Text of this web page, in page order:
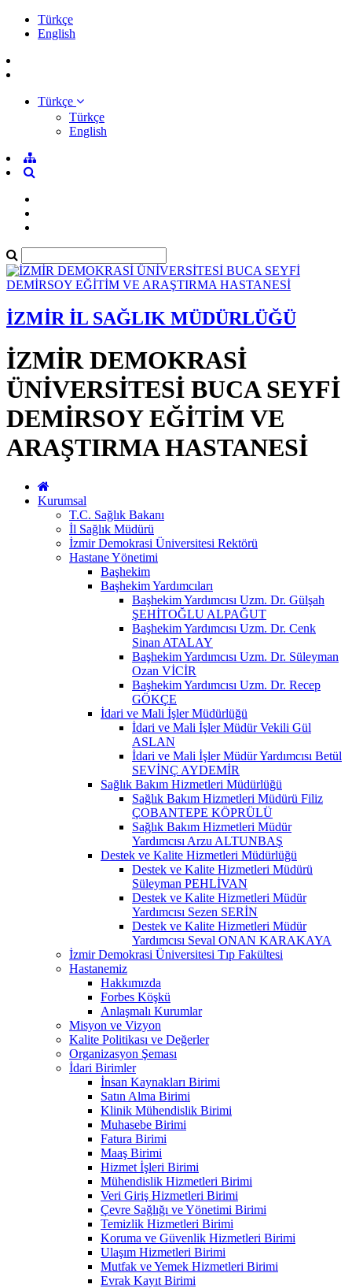
Türkçe
English
Türkçe
Türkçe
English
İZMİR İL SAĞLIK MÜDÜRLÜĞÜ
İZMİR DEMOKRASİ
ÜNİVERSİTESİ BUCA SEYFİ
DEMİRSOY EĞİTİM VE
ARAŞTIRMA HASTANESİ
Kurumsal
T.C. Sağlık Bakanı
İl Sağlık Müdürü
İzmir Demokrasi Üniversitesi Rektörü
Hastane Yönetimi
Başhekim
Başhekim Yardımcıları
Başhekim Yardımcısı Uzm. Dr. Gülşah
ŞEHİTOĞLU ALPAĞUT
Başhekim Yardımcısı Uzm. Dr. Cenk
Sinan ATALAY
Başhekim Yardımcısı Uzm. Dr. Süleyman
Ozan VİCİR
Başhekim Yardımcısı Uzm. Dr. Recep
GÖKÇE
İdari ve Mali İşler Müdürlüğü
İdari ve Mali İşler Müdür Vekili Gül
ASLAN
İdari ve Mali İşler Müdür Yardımcısı Betül
SEVİNÇ AYDEMİR
Sağlık Bakım Hizmetleri Müdürlüğü
Sağlık Bakım Hizmetleri Müdürü Filiz
ÇOBANTEPE KÖPRÜLÜ
Sağlık Bakım Hizmetleri Müdür
Yardımcısı Arzu ALTUNBAŞ
Destek ve Kalite Hizmetleri Müdürlüğü
Destek ve Kalite Hizmetleri Müdürü
Süleyman PEHLİVAN
Destek ve Kalite Hizmetleri Müdür
Yardımcısı Sezen SERİN
Destek ve Kalite Hizmetleri Müdür
Yardımcısı Seval ONAN KARAKAYA
İzmir Demokrasi Üniversitesi Tıp Fakültesi
Hastanemiz
Hakkımızda
Forbes Köşkü
Anlaşmalı Kurumlar
Misyon ve Vizyon
Kalite Politikası ve Değerler
Organizasyon Şeması
İdari Birimler
İnsan Kaynakları Birimi
Satın Alma Birimi
Klinik Mühendislik Birimi
Muhasebe Birimi
Fatura Birimi
Maaş Birimi
Hizmet İşleri Birimi
Mühendislik Hizmetleri Birimi
Veri Giriş Hizmetleri Birimi
Çevre Sağlığı ve Yönetimi Birimi
Temizlik Hizmetleri Birimi
Koruma ve Güvenlik Hizmetleri Birimi
Ulaşım Hizmetleri Birimi
Mutfak ve Yemek Hizmetleri Birimi
Evrak Kayıt Birimi